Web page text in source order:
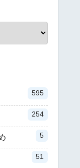
595
254
5
51